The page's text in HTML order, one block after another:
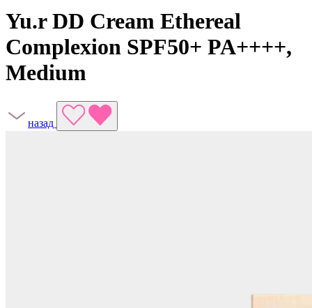
Yu.r DD Cream Ethereal
Complexion SPF50+ PA++++,
Medium
назад